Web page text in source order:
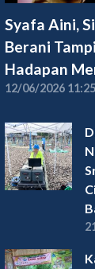
Syafa Aini,
Berani
Hadapan
12/06/2026 11:25